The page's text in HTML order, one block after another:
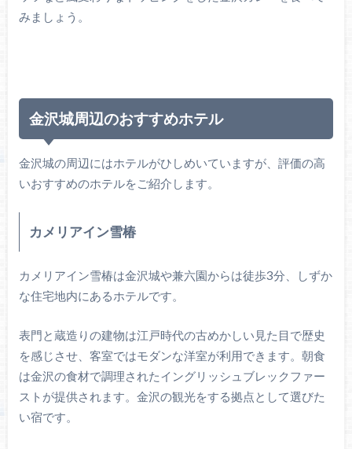
みましょう。
金沢城周辺のおすすめホテル
金沢城の周辺にはホテルがひしめいていますが、評価の高
いおすすめのホテルをご紹介します。
カメリアイン雪椿
カメリアイン雪椿は金沢城や兼六園からは徒歩3分、しずか
な住宅地内にあるホテルです。
表門と蔵造りの建物は江戸時代の古めかしい見た目で歴史
を感じさせ、客室ではモダンな洋室が利用できます。朝食
は金沢の食材で調理されたイングリッシュブレックファー
ストが提供されます。金沢の観光をする拠点として選びた
い宿です。